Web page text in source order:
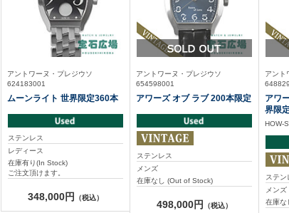
アントワーヌ・プレジウソ
624183001
ムーンライト 世界限定360本
ステンレス
レディース
在庫有り(In Stock)
ご注文頂けます。
348,000円 （税込）
アントワーヌ・プレジウソ
654598001
アワーズ オブ ラブ 200本限定
ステンレス
メンズ
在庫なし (Out of Stock)
498,000円 （税込）
アント
アワ
界限
HOW-
ステン
メンズ
在庫な